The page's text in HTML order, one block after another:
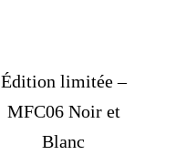
Édition limitée –
MFC06 Noir et
Blanc